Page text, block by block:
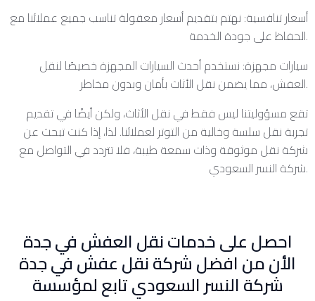
أسعار تنافسية: نهتم بتقديم أسعار معقولة تناسب جميع عملائنا مع
الحفاظ على جودة الخدمة.
سيارات مجهزة: نستخدم أحدث السيارات المجهزة خصيصًا لنقل
العفش، مما يضمن نقل الأثاث بأمان وبدون مخاطر.
تقع مسؤوليتنا ليس فقط في نقل الأثاث، ولكن أيضًا في تقديم
تجربة نقل سلسة وخالية من التوتر لعملائنا. لذا، إذا كنت تبحث عن
شركة نقل موثوقة وذات سمعة طيبة، فلا تتردد في التواصل مع
شركة النسر السعودي.
احصل على خدمات نقل العفش في جدة
الأن من افضل شركة نقل عفش في جدة
شركة النسر السعودي تابع لمؤسسة